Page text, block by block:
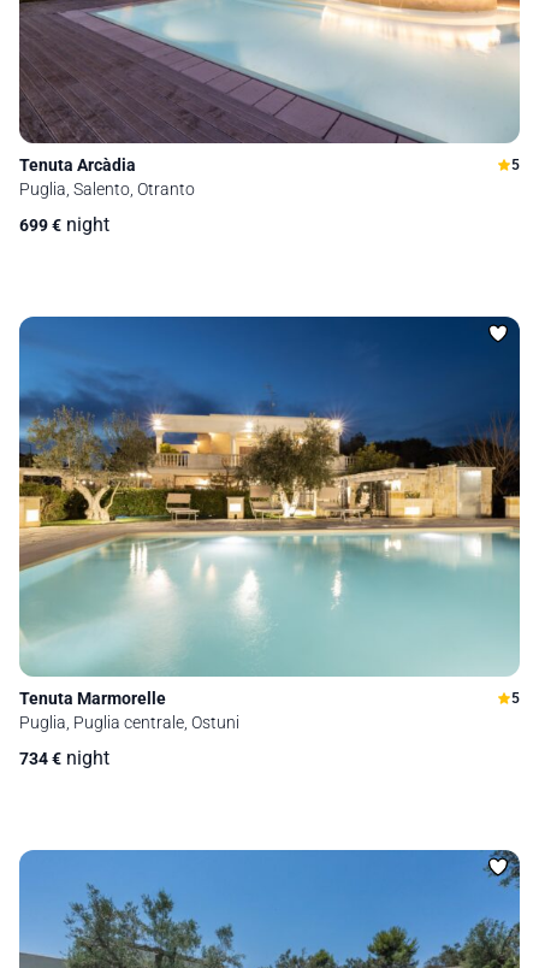
Tenuta Arcàdia 5
Puglia, Salento, Otranto
699€ night
Tenuta Marmorelle 5
Puglia, Puglia centrale, Ostuni
734€ night